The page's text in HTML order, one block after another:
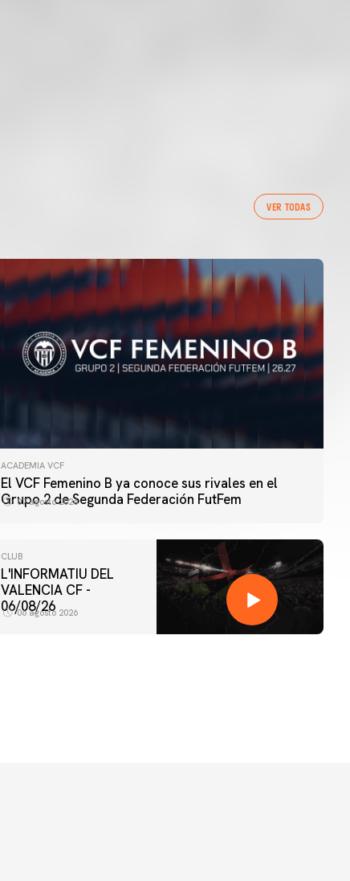
VER TODAS
ACADEMIA VCF
El VCF Femenino B ya conoce sus rivales en el
Grupo 2 de Segunda Federación FutFem
07 agosto 2026
CLUB
L'INFORMATIU DEL
VALENCIA CF -
06/08/26
06 agosto 2026